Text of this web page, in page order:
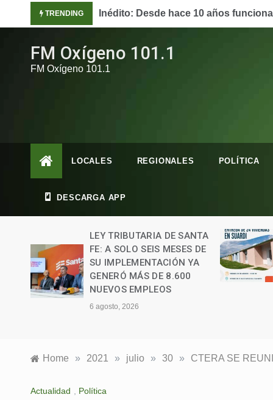
TRENDING Inédito: Desde hace 10 años
FM Oxígeno 101.1
FM Oxígeno 101.1
LOCALES REGIONALES POLÍTICA
DESCARGA APP
LEY TRIBUTARIA DE SANTA
FE: A SOLO SEIS MESES DE
SU IMPLEMENTACIÓN YA
GENERÓ MÁS DE 8.600
NUEVOS EMPLEOS
6 agosto, 2026
Home » 2021 » julio » 30 » CTERA SE
Actualidad , Política